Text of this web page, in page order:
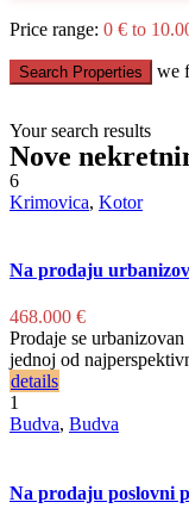
Price range: 0 € to
Search Properties we
Your search results
Nove
6
Krimovica, Kotor
Na prodaju
468.000 €
Prodaje se
jednoj od
details
1
Budva, Budva
Na prodaju poslovni